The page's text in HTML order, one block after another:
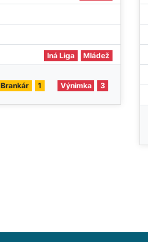
Iná Liga Mládež
Brankár 1 Výnimka 3